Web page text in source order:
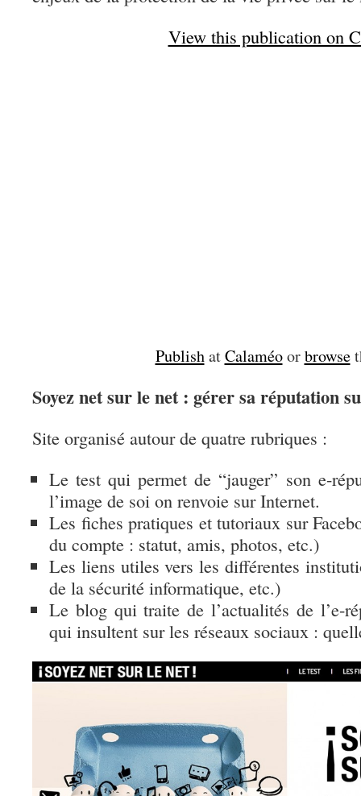
View this publication on
PublishatCalaméoorbrowse
Soyez net sur le net : gérer sa réputation
Site organisé autour de quatre rubriques :
Le test qui permet de “jauger” son e-
l’image de soi on renvoie sur Internet.
Les fiches pratiques et tutoriaux sur
du compte : statut, amis, photos, etc.)
Les liens utiles vers les différentes
de la sécurité informatique, etc.)
Le blog qui traite de l’actualités de l’e-
qui insultent sur les réseaux sociaux :